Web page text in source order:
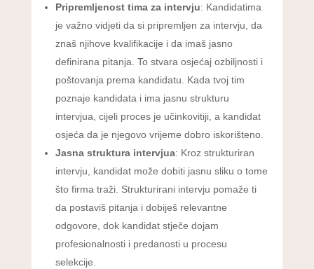
Pripremljenost tima za intervju: Kandidatima
je važno vidjeti da si pripremljen za intervju, da
znaš njihove kvalifikacije i da imaš jasno
definirana pitanja. To stvara osjećaj ozbiljnosti i
poštovanja prema kandidatu. Kada tvoj tim
poznaje kandidata i ima jasnu strukturu
intervjua, cijeli proces je učinkovitiji, a kandidat
osjeća da je njegovo vrijeme dobro iskorišteno.
Jasna struktura intervjua: Kroz strukturiran
intervju, kandidat može dobiti jasnu sliku o tome
što firma traži. Strukturirani intervju pomaže ti
da postaviš pitanja i dobiješ relevantne
odgovore, dok kandidat stječe dojam
profesionalnosti i predanosti u procesu
selekcije.